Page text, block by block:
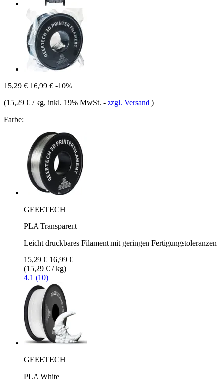
15,29 € 16,99 € -10%
(15,29 € / kg, inkl. 19% MwSt. - zzgl. Versand )
Farbe:
GEEETECH
PLA Transparent
Leicht druckbares Filament mit geringen Fertigungstoleranzen
15,29 € 16,99 €
(15,29 € / kg)
4.1 (10)
GEEETECH
PLA White